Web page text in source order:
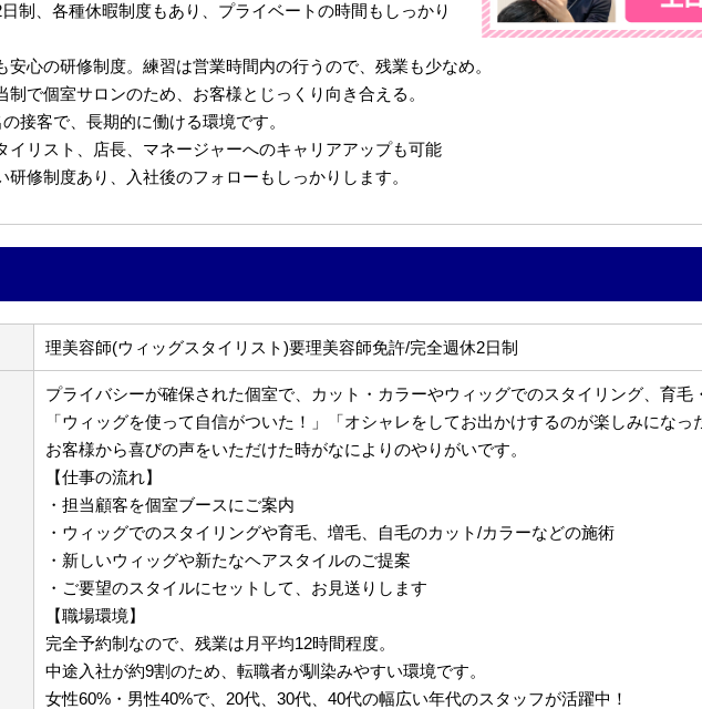
日制、各種休暇制度もあり、プライベートの時間もしっかり
安心の研修制度。練習は営業時間内の行うので、残業も少なめ。
制で個室サロンのため、お客様とじっくり向き合える。
の接客で、長期的に働ける環境です。
イリスト、店長、マネージャーへのキャリアアップも可能
修制度あり、入社後のフォローもしっかりします。
理美容師(ウィッグスタイリスト)要理美容師免許/完全週休2日制
プライバシーが確保された個室で、カット・カラーやウィッグでのスタイリング、育毛
「ウィッグを使って自信がついた！」「オシャレをしてお出かけするのが楽しみになっ
お客様から喜びの声をいただけた時がなによりのやりがいです。
【仕事の流れ】
・担当顧客を個室ブースにご案内
・ウィッグでのスタイリングや育毛、増毛、自毛のカット/カラーなどの施術
・新しいウィッグや新たなヘアスタイルのご提案
・ご要望のスタイルにセットして、お見送りします
【職場環境】
完全予約制なので、残業は月平均12時間程度。
中途入社が約9割のため、転職者が馴染みやすい環境です。
女性60%・男性40%で、20代、30代、40代の幅広い年代のスタッフが活躍中！